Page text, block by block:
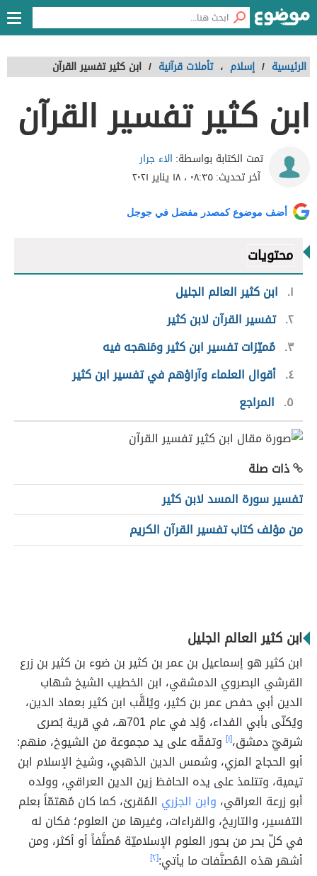
الرئيسية / إسلام ، تأملات قرآنية / ابن كثير تفسير القرآن
ابن كثير تفسير القرآن
تمت الكتابة بواسطة: الاء جرار
آخر تحديث:٠٨:٣٥ ، ١٨ يناير ٢٠٢١
أضف موضوع كمصدر مفضل في جوجل
محتويات
١
ابن كثير العالم الجليل
٢ تفسير القرآن لابن كثير
٣ مُميّزات تفسير ابن كثير ومَنهجه فيه
٤ أقوال العلماء وآراؤهم في تفسير ابن كثير
٥
المراجع
ذات صلة
تفسير سورة المسد لابن كثير
من مؤلف كتاب تفسير القرآن الكريم
ابن كثير العالم الجليل
ابن كثير هو إسماعيل بن عمر بن كثير بن ضوء بن كثير بن زرع
القرشي البصروي الدمشقي، ابن الخطيب الشيخ شهاب
الدين أبي حفص عمر بن كثير، ويُلقَّب ابن كثير بعماد الدين،
ويُكنّى بأبي الفداء، وُلِد في عام 701هـ، في قرية بُصرى
شرقيّ دمشق،[١] وتفقّه على يد مجموعة من الشيوخ، منهم:
أبو الحجاج المزي، وشمس الدين الذهبي، وشيخ الإسلام ابن
تيمية، وتتلمذ على يده الحافظ زين الدين العراقي، وولده
أبو زرعة العراقي، وابن الجزري المُقرئ، كما كان مُهتمّاً بعلم
التفسير، والتاريخ، والقراءات، وغيرها من العلوم؛ فكان له
في كلّ بحر من بحور العلوم الإسلاميّة مُصنَّفاً أو أكثر، ومن
أشهر هذه المُصنَّفات ما يأتي:[٢]